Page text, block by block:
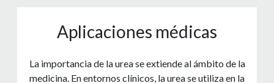
Aplicaciones médicas
La importancia de la urea se extiende al ámbito de la
medicina. En entornos clínicos, la urea se utiliza en la